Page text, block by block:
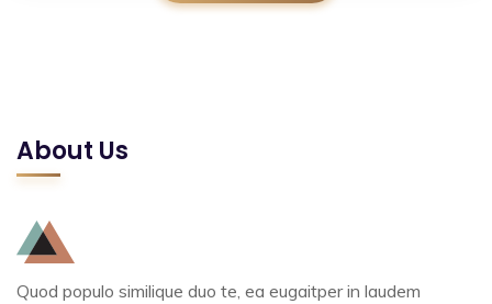
About Us
Quod populo similique duo te, ea eugaitper in laudem